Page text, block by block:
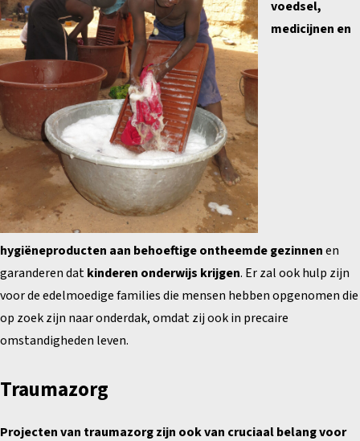
voedsel,
medicijnen en
hygiëneproducten aan behoeftige ontheemde gezinnenen
garanderen datkinderen onderwijs krijgen. Er zal ook hulp zijn
voor de edelmoedige families die mensen hebben opgenomen die
op zoek zijn naar onderdak, omdat zij ook in precaire
omstandigheden leven.
Traumazorg
Projecten van traumazorg zijn ook van cruciaal belang voor